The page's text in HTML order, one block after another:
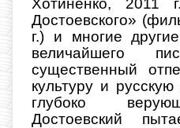
Хотиненко, 2011
Достоевского»
г.) и многие
величайшего
существенный
культуру и
глубоко
Достоевский